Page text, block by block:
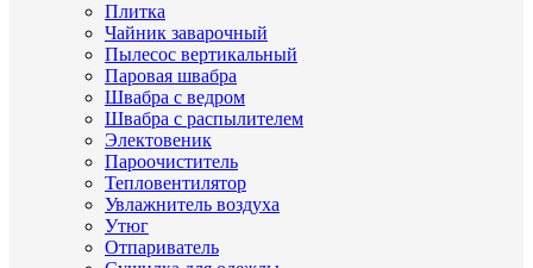
Плитка
Чайник заварочный
Пылесос вертикальный
Паровая швабра
Швабра с ведром
Швабра с распылителем
Электовеник
Пароочиститель
Тепловентилятор
Увлажнитель воздуха
Утюг
Отпариватель